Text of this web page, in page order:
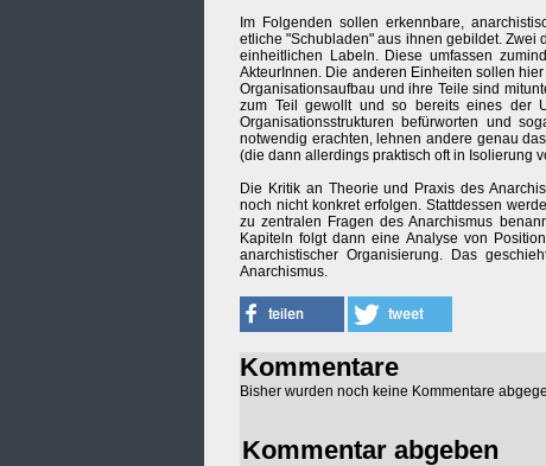
Im Folgenden sollen erkennbare,
etliche "Schubladen" aus ihnen gebildet. Zwei
einheitlichen Labeln. Diese umfassen
AkteurInnen. Die anderen Einheiten sollen
Organisationsaufbau und ihre Teile sind
zum Teil gewollt und so bereits eines der
Organisationsstrukturen befürworten und
notwendig erachten, lehnen andere genau
(die dann allerdings praktisch oft in Isolierung
Die Kritik an Theorie und Praxis des
noch nicht konkret erfolgen. Stattdessen
zu zentralen Fragen des Anarchismus
Kapiteln folgt dann eine Analyse von
anarchistischer Organisierung. Das
Anarchismus.
Kommentare
Bisher wurden noch keine Kommentare
Kommentar abgeben